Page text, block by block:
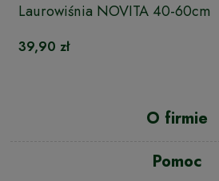
Laurowiśnia NOVITA 40-60cm
39,90 zł
O firmie
Pomoc